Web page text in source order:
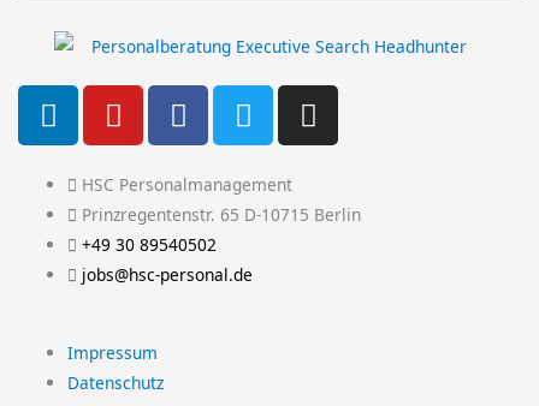
L
i
n
k
e
d
i
Y
o
u
t
u
b
e
F
a
c
e
b
o
o
T
w
i
t
t
r
I
n
s
a
HSC Personalmanagement
Prinzregentenstr. 65 D-10715 Berlin
+49 30 89540502
jobs@hsc-personal.de
Impressum
Datenschutz